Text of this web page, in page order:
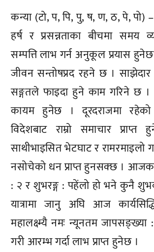
कन्या (टो, प, पि, पु, ष, ण, ठ, पे, पो) –
हर्ष र प्रसन्नताका बीचमा समय
सम्पत्ति लाभ गर्न अनुकूल प्रयास
जीवन सन्तोषप्रद रहने छ ।
सङ्गतले फाइदा हुने काम गरिने छ ।
कायम हुनेछ । दूरदराजमा
विदेशबाट राम्रो समाचार
साथीभाइसित भेटघाट र रामरमाइलो
नसोचेको धन प्राप्त हुनसक्छ ।
: २ र शुभरङ्ग : पहेंलो हो भने कुनै
यात्रामा जानु अघि आज
महालक्ष्म्यै नमः न्यूनतम
गरी आरम्भ गर्दा लाभ प्राप्त हुनेछ ।